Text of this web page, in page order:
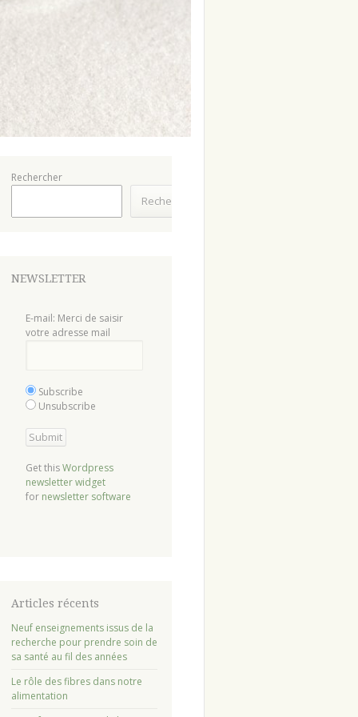
Rechercher
Rechercher
NEWSLETTER
E-mail: Merci de saisir
votre adresse mail
Subscribe
Unsubscribe
Get thisWordpress
newsletter widget
for newsletter software
Articles récents
Neuf enseignements issus de la
recherche pour prendre soin de
sa santé au fil des années
Le rôle des fibres dans notre
alimentation